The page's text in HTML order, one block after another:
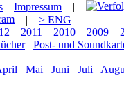
Impressum
|
|
> ENG
2011 2010 2009
Post- und
Mai Juni Juli